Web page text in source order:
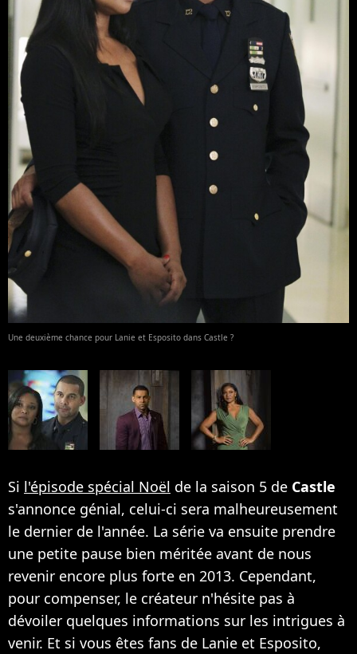
Une deuxième chance pour Lanie et Esposito dans Castle ?
Si l'épisode spécial Noël de la saison 5 de Castle
s'annonce génial, celui-ci sera malheureusement
le dernier de l'année. La série va ensuite prendre
une petite pause bien méritée avant de nous
revenir encore plus forte en 2013. Cependant,
pour compenser, le créateur n'hésite pas à
dévoiler quelques informations sur les intrigues à
venir. Et si vous êtes fans de Lanie et Esposito,